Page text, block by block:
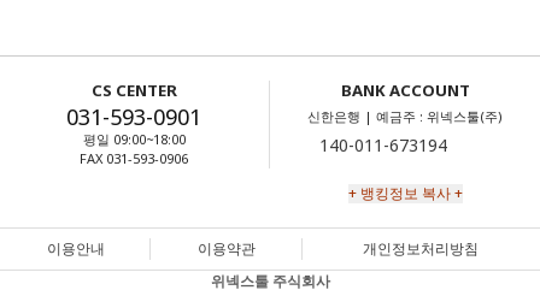
CS CENTER
031-593-0901
평일 09:00~18:00
FAX 031-593-0906
BANK ACCOUNT
신한은행 | 예금주 : 위넥스툴(주)
+ 뱅킹정보 복사 +
이용안내 이용약관
개인정보처리방침
위넥스툴 주식회사